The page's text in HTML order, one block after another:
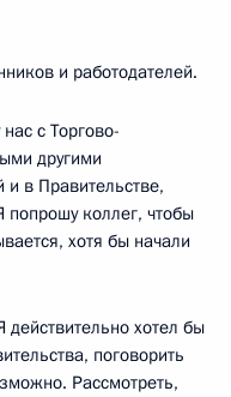
и работодателей.
с Торгово-
другими
в Правительстве,
коллег, чтобы
хотя бы начали
хотел бы
поговорить
Рассмотреть,